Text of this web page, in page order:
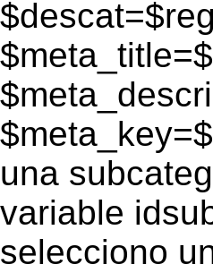
una
variable
selecciono